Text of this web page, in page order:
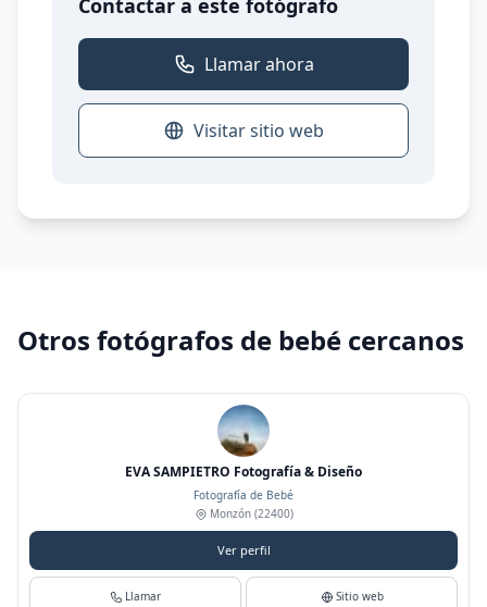
Contactar a este fotógrafo
Llamar ahora
Visitar sitio web
Otros fotógrafos de bebé cercanos
EVA SAMPIETRO Fotografía & Diseño
Fotografía de Bebé
Monzón(22400)
Ver perfil
Llamar Sitio web